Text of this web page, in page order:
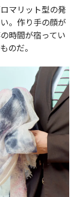
マリット型の発
。作り手の顔が
時間が宿ってい
のだ。